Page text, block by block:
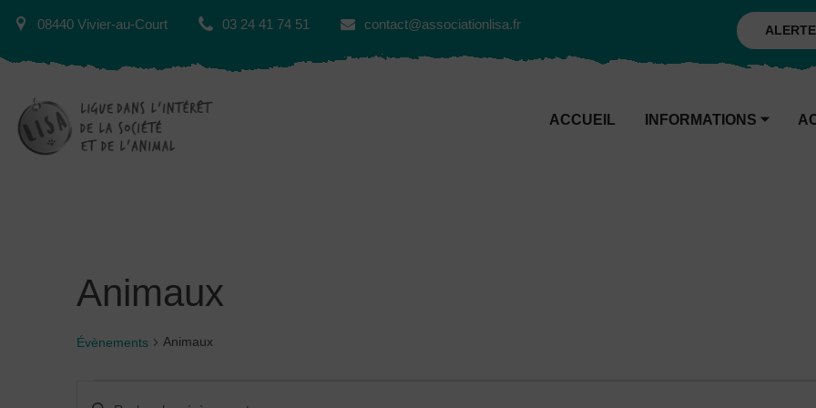
08440 Vivier-au-Court 03 24 41 74 51 contact@associationlisa.fr
ACCUEIL INFORMATIONS ⏷
Animaux
Évènements Animaux
Saisir